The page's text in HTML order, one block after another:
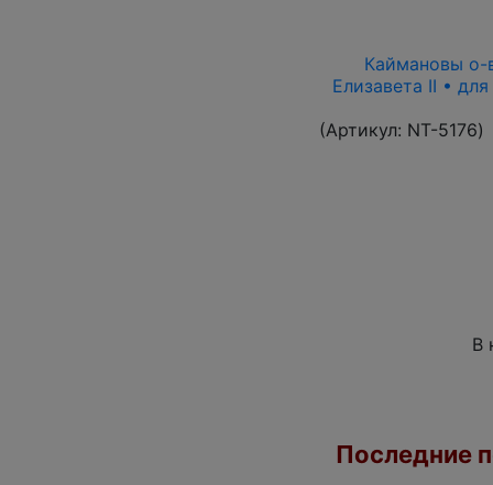
Каймановы о-
Елизавета II •
(Артикул: NT-5176)
В
Последние